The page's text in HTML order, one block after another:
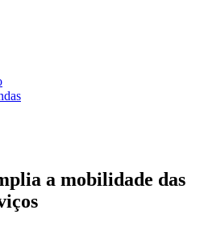
a mobilidade das